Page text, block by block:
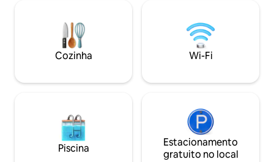
externas, uma piscina privativa e 5
quartos, cada um com banheiro
privativo, permitindo que todos
desfrutem de momentos
Cozinha Wi-Fi
Piscina
Estacionamento
gratuito no local